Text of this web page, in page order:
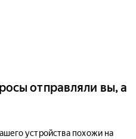
отправляли вы, а
устройства похожи на